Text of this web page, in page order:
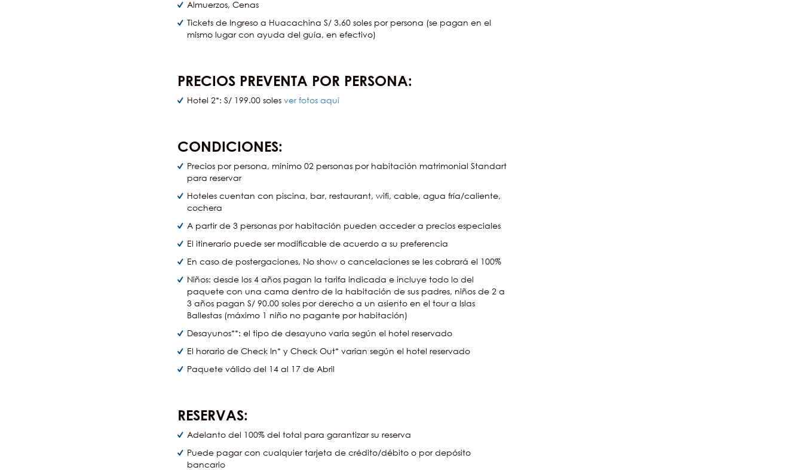
Almuerzos, Cenas
Tickets de Ingreso a Huacachina S/ 3.60 soles por persona (se pagan en el
mismo lugar con ayuda del guía, en efectivo)
PRECIOS PREVENTA POR PERSONA:
Hotel 2*: S/ 199.00 soles ver fotos aquí
CONDICIONES:
Precios por persona, mínimo 02 personas por habitación matrimonial Standart
para reservar
Hoteles cuentan con piscina, bar, restaurant, wifi, cable, agua fría/caliente,
cochera
A partir de 3 personas por habitación pueden acceder a precios especiales
El itinerario puede ser modificable de acuerdo a su preferencia
En caso de postergaciones, No show o cancelaciones se les cobrará el 100%
Niños: desde los 4 años pagan la tarifa indicada e incluye todo lo del
paquete con una cama dentro de la habitación de sus padres, niños de 2 a
3 años pagan S/ 90.00 soles por derecho a un asiento en el tour a Islas
Ballestas (máximo 1 niño no pagante por habitación)
Desayunos**: el tipo de desayuno varía según el hotel reservado
El horario de Check In* y Check Out* varían según el hotel reservado
Paquete válido del 14 al 17 de Abril
RESERVAS:
Adelanto del 100% del total para garantizar su reserva
Puede pagar con cualquier tarjeta de crédito/débito o por depósito
bancario